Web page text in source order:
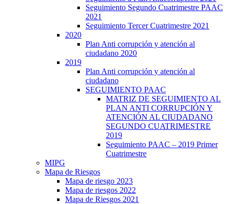
Seguimiento Segundo Cuatrimestre PAAC
2021
Seguimiento Tercer Cuatrimestre 2021
2020
Plan Anti corrupción y atención al
ciudadano 2020
2019
Plan Anti corrupción y atención al
ciudadano
SEGUIMIENTO PAAC
MATRIZ DE SEGUIMIENTO AL
PLAN ANTI CORRUPCIÓN Y
ATENCIÓN AL CIUDADANO
SEGUNDO CUATRIMESTRE
2019
Seguimiento PAAC – 2019 Primer
Cuatrimestre
MIPG
Mapa de Riesgos
Mapa de riesgo 2023
Mapa de riesgos 2022
Mapa de Riesgos 2021